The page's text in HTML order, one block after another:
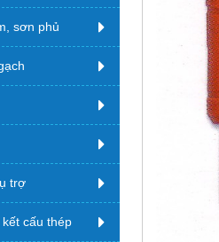
sơn phủ
trợ
cấu thép